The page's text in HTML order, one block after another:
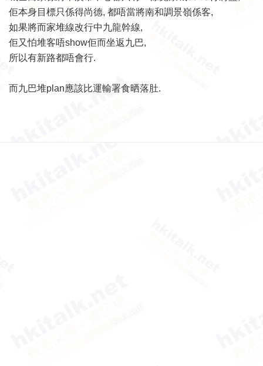
佢本身目標只係得尚德, 都唔當將南和調景嶺係客,
如果將而家堆線改行中九龍幹線,
佢又怕堆客唔show佢而坐返九巴,
所以有新路都唔會行.
而九巴堆plan應該比運輸署食晒落肚.